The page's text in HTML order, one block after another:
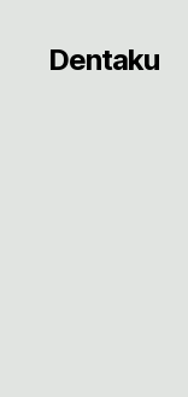
Dentaku